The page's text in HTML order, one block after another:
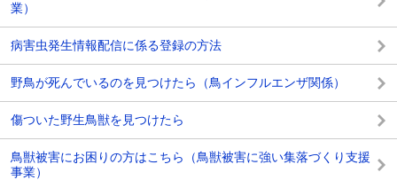
業）
病害虫発生情報配信に係る登録の方法
野鳥が死んでいるのを見つけたら（鳥インフルエンザ関係）
傷ついた野生鳥獣を見つけたら
鳥獣被害にお困りの方はこちら（鳥獣被害に強い集落づくり支援
事業）